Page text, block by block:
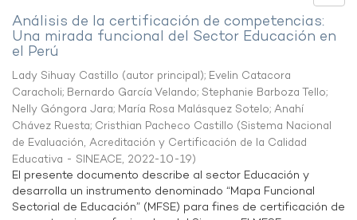
Análisis de la certificación de competencias:
Una mirada funcional del Sector Educación en
el Perú
Lady Sihuay Castillo (autor principal); Evelin Catacora
Caracholi; Bernardo García Velando; Stephanie Barboza Tello;
Nelly Góngora Jara; María Rosa Malásquez Sotelo; Anahí
Chávez Ruesta; Cristhian Pacheco Castillo (Sistema Nacional
de Evaluación, Acreditación y Certificación de la Calidad
Educativa - SINEACE, 2022-10-19)
El presente documento describe al sector Educación y
desarrolla un instrumento denominado “Mapa Funcional
Sectorial de Educación” (MFSE) para fines de certificación de